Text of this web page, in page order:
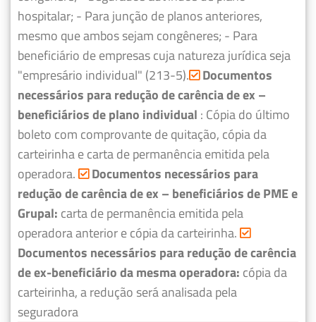
hospitalar; - Para junção de planos anteriores,
mesmo que ambos sejam congêneres; - Para
beneficiário de empresas cuja natureza jurídica seja
"empresário individual" (213-5). Documentos
necessários para redução de carência de ex –
beneficiários de plano individual : Cópia do último
boleto com comprovante de quitação, cópia da
carteirinha e carta de permanência emitida pela
operadora.
Documentos necessários para
redução de carência de ex – beneficiários de PME e
Grupal: carta de permanência emitida pela
operadora anterior e cópia da carteirinha.
Documentos necessários para redução de carência
de ex-beneficiário da mesma operadora: cópia da
carteirinha, a redução será analisada pela
seguradora